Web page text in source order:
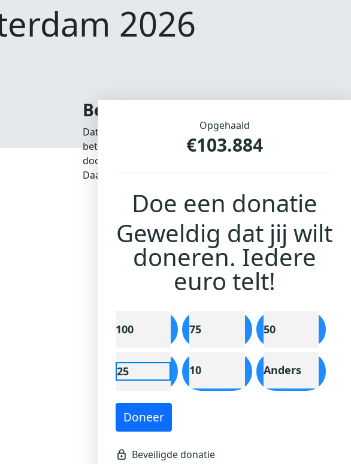
2026
Beter leven met en na kanker
Dat is waar wetenschappelijk onderzoek wat ons betreft
betere behandelingen en optimale zorg voor iedereen
doorbraken overleven steeds meer mensen kanker. Of
Daarom blijft KWF onverminderd investeren in
Opgehaald
€103.884
Doe een donatie
Geweldig dat jij wilt
doneren. Iedere
euro telt!
100 75 50
25 10 Anders
Doneer
Ik doe een anonieme donatie
Individual Organisatie
Achternaam *